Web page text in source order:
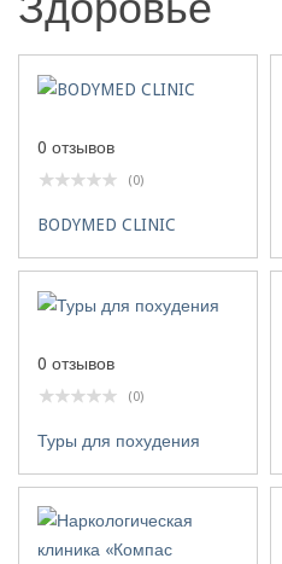
0 отзывов
(0)
BODYMED CLINIC
0 отзывов
(0)
Туры для похудения